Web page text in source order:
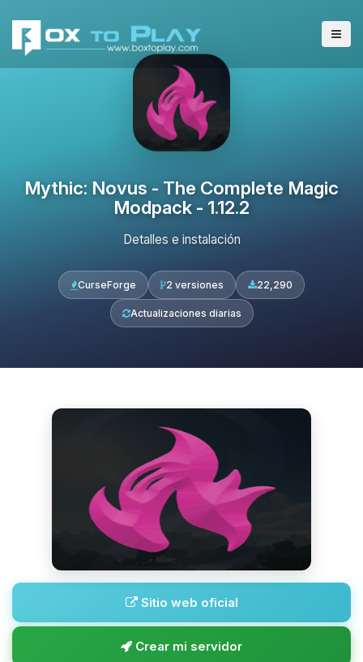
Mythic: Novus - The Complete Magic
Modpack - 1.12.2
Detalles e instalación
CurseForge 2 versiones 22,290
Actualizaciones diarias
Sitio web oficial
Crear mi servidor